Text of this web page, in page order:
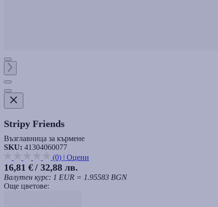
Stripy Friends
Възглавница за кърмене
SKU: 41304060077
(0) | Оцени
16,81 €/ 32,88 лв.
Валутен курс: 1 EUR = 1.95583 BGN
Още цветове: